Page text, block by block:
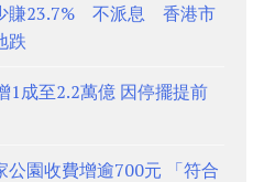
賺23.7% 不派息 香港市
跌
1成至2.2萬億 因停擺提前
公園收費增逾700元 「符合